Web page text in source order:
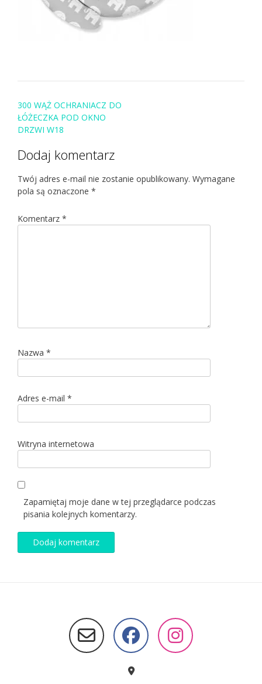
Post
navigation
300 WĄŻ OCHRANIACZ DO
ŁÓŻECZKA POD OKNO
DRZWI W18
Dodaj komentarz
Twój adres e-mail nie zostanie opublikowany. Wymagane
pola są oznaczone *
Komentarz *
Nazwa *
Adres e-mail *
Witryna internetowa
Zapamiętaj moje dane w tej przeglądarce podczas
pisania kolejnych komentarzy.